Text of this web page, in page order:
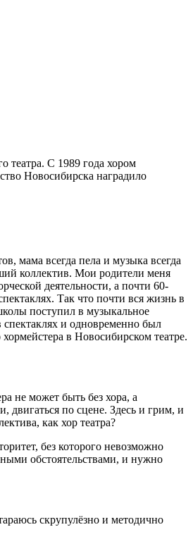
театра. С 1989 года хором
Новосибирска наградило
мама всегда пела и музыка всегда
коллектив. Мои родители меня
деятельности, а почти 60-
Так что почти вся жизнь в
поступил в музыкальное
и одновременно был
в Новосибирском театре.
не может быть без хора, а
двигаться по сцене. Здесь и грим, и
как хор театра?
без которого невозможно
обстоятельствами, и нужно
скрупулёзно и методично